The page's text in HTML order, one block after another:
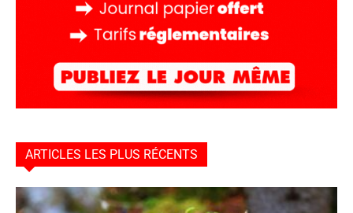
ARTICLES LES PLUS RÉCENTS